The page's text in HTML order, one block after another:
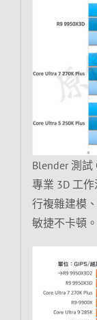
Blender 測試
專業 3D 工
行複雜建模
敏捷不卡頓。